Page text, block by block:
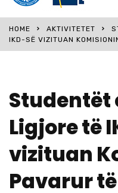
HOME AKTIVITETET
IKD-SË VIZITUAN
Studentët
Ligjore të
vizituan
Pavarur